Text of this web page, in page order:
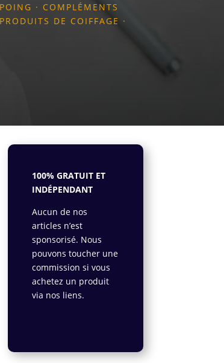
· COMPLÉMENTS
PRODUITS DE COIFFAGE ·
100% GRATUIT ET
INDÉPENDANT
Aucun de nos
articles n’est
sponsorisé. Nous
pouvons toucher une
commission si vous
achetez un produit
via nos liens.